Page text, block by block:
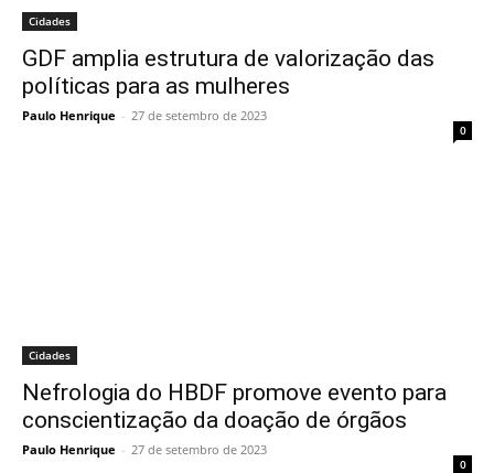
Cidades
GDF amplia estrutura de valorização das
políticas para as mulheres
Paulo Henrique - 27 de setembro de 2023
0
Cidades
Nefrologia do HBDF promove evento para
conscientização da doação de órgãos
Paulo Henrique - 27 de setembro de 2023
0